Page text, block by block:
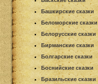
Башкирские сказки
Беломорские сказки
Белорусские сказки
Бирманские сказки
Болгарские сказки
Боснийские сказки
Бразильские сказки